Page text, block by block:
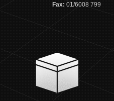
Fax: 01/6008 799